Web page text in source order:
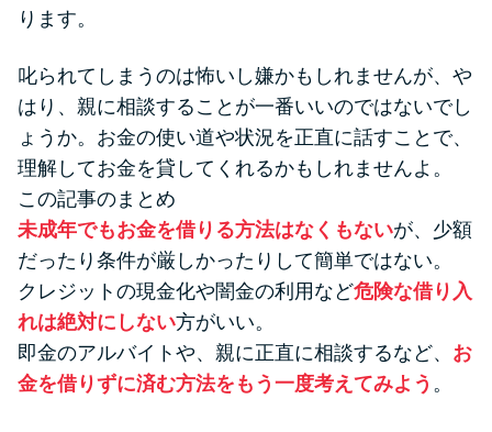
ります。
叱られてしまうのは怖いし嫌かもしれませんが、や
はり、親に相談することが一番いいのではないでし
ょうか。お金の使い道や状況を正直に話すことで、
理解してお金を貸してくれるかもしれませんよ。
この記事のまとめ
未成年でもお金を借りる方法はなくもないが、少額
だったり条件が厳しかったりして簡単ではない。
クレジットの現金化や闇金の利用など危険な借り入
れは絶対にしない方がいい。
即金のアルバイトや、親に正直に相談するなど、 お
金を借りずに済む方法をもう一度考えてみよう 。